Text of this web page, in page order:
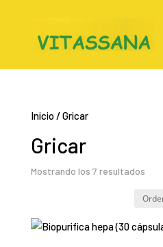
Inicio/ Gricar
Gricar
Mostrando los 7 resultados